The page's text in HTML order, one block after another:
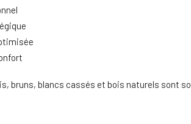
bruns, blancs cassés et bois naturels sont